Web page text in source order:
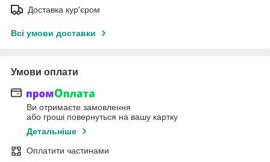
Доставка кур'єром
Всі умови доставки
Умови оплати
Ви отримаєте замовлення
або гроші повернуться на вашу картку
Детальніше
Оплатити частинами